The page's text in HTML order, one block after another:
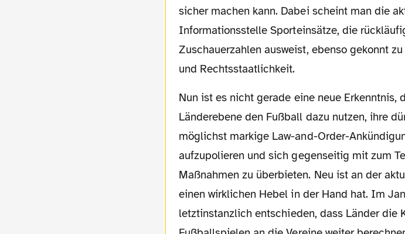
sicher machen kann. Dabei scheint man die
Informationsstelle Sporteinsätze, die
Zuschauerzahlen ausweist, ebenso gekonnt
und Rechtsstaatlichkeit.
Nun ist es nicht gerade eine neue Erkenntnis, dass Heerscharen von Innenminister auf
Länderebene den Fußball dazu nutzen, ihre
möglichst markige Law-and-Order-
aufzupolieren und sich gegenseitig mit zum
Maßnahmen zu überbieten. Neu ist an der
einen wirklichen Hebel in der Hand hat. Im
letztinstanzlich entschieden, dass Länder die